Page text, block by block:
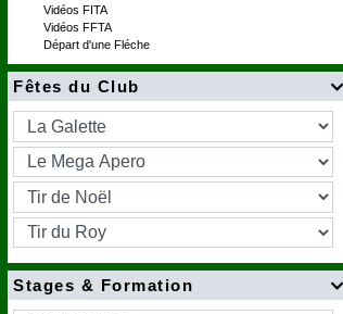
Vidéos FITA
Vidéos FFTA
Départ d'une Fléche

Fêtes du Club

Stages & Formation